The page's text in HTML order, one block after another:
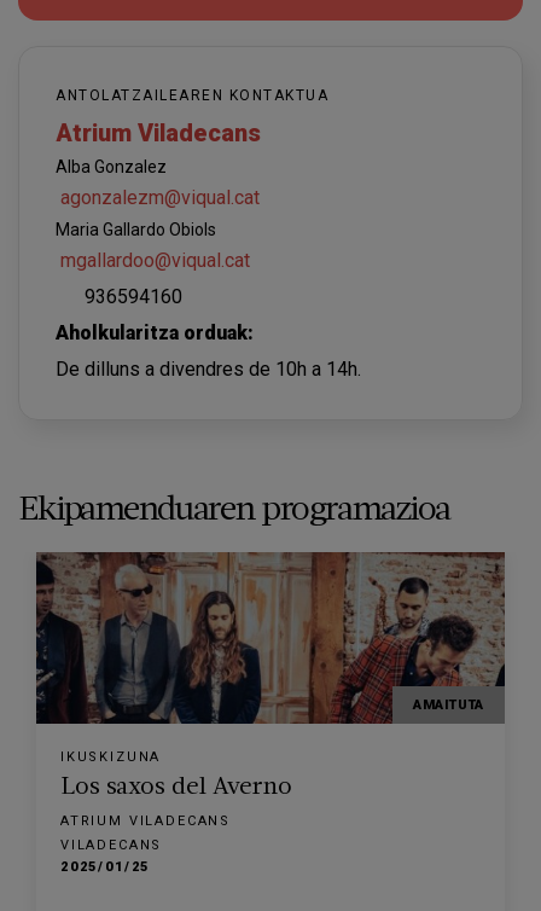
ANTOLATZAILEAREN KONTAKTUA
Atrium Viladecans
Alba Gonzalez
agonzalezm@viqual.cat
Maria Gallardo Obiols
mgallardoo@viqual.cat
936594160
Aholkularitza orduak:
De dilluns a divendres de 10h a 14h.
Ekipamenduaren programazioa
AMAITUTA
IKUSKIZUNA
Los saxos del Averno
ATRIUM VILADECANS
VILADECANS
2025/01/25